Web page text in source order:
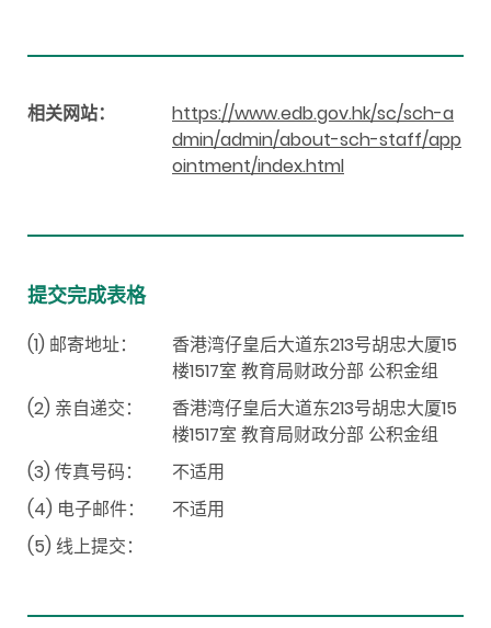
相关网站：
https://www.edb.gov.hk/sc/sch-a
dmin/admin/about-sch-staff/app
ointment/index.html
提交完成表格
(1) 邮寄地址：
香港湾仔皇后大道东213号胡忠大厦15
楼1517室 教育局财政分部 公积金组
(2) 亲自递交：
香港湾仔皇后大道东213号胡忠大厦15
楼1517室 教育局财政分部 公积金组
(3) 传真号码：
不适用
(4) 电子邮件：
不适用
(5) 线上提交：